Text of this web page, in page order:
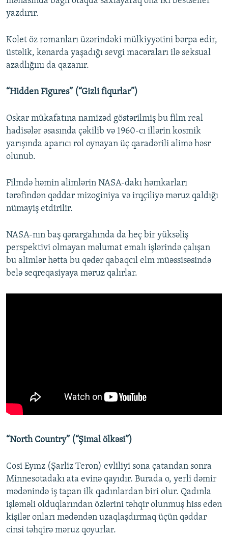
yazdırır.
Kolet öz romanları üzərindəki mülkiyyətini bərpa edir,
üstəlik, kənarda yaşadığı sevgi macəraları ilə seksual
azadlığını da qazanır.
“Hidden Figures” (“Gizli fiqurlar”)
Oskar mükafatına namizəd göstərilmiş bu film real
hadisələr əsasında çəkilib və 1960-cı illərin kosmik
yarışında aparıcı rol oynayan üç qaradərili alimə həsr
olunub.
Filmdə həmin alimlərin NASA-dakı həmkarları
tərəfindən qəddar mizoginiya və irqçiliyə məruz qaldığı
nümayiş etdirilir.
NASA-nın baş qərargahında da heç bir yüksəliş
perspektivi olmayan məlumat emalı işlərində çalışan
bu alimlər hətta bu qədər qabaqcıl elm müəssisəsində
belə seqreqasiyaya məruz qalırlar.
“North Country” (“Şimal ölkəsi”)
Cosi Eymz (Şarliz Teron) evliliyi sona çatandan sonra
Minnesotadakı ata evinə qayıdır. Burada o, yerli dəmir
mədənində iş tapan ilk qadınlardan biri olur. Qadınla
işləməli olduqlarından özlərini təhqir olunmuş hiss edən
kişilər onları mədəndən uzaqlaşdırmaq üçün qəddar
cinsi təhqirə məruz qoyurlar.